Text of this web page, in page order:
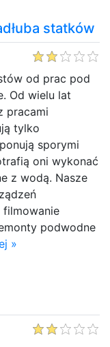
statków
od prac pod
Od wielu lat
pracami
tylko
sporymi
oni wykonać
z wodą. Nasze
podwodne
»